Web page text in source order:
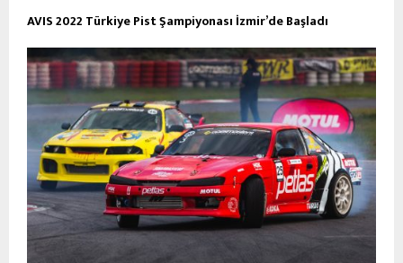
AVIS 2022 Türkiye Pist Şampiyonası İzmir’de Başladı